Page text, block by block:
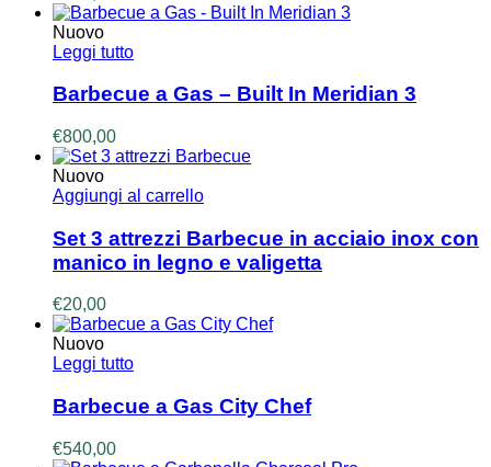
Nuovo
Leggi tutto
Barbecue a Gas – Built In Meridian 3
€800,00
Nuovo
Aggiungi al carrello
Set 3 attrezzi Barbecue in acciaio inox con
manico in legno e valigetta
€20,00
Nuovo
Leggi tutto
Barbecue a Gas City Chef
€540,00